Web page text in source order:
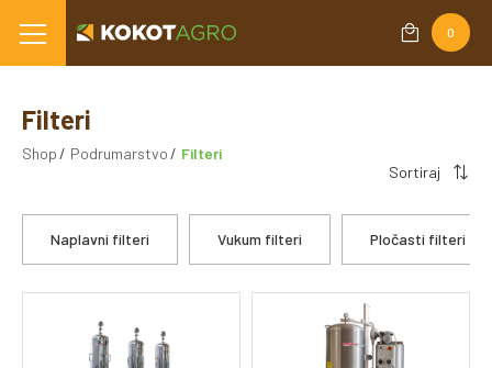
0
Filteri
Shop Podrumarstvo
Filteri
Sortiraj
Naplavni filteri Vukum filteri Pločasti filteri